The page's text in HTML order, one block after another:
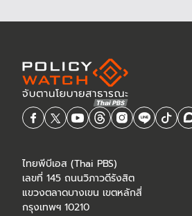
ต่างกันมาก
ไทยพีบีเอส (Thai PBS)
เลขที่ 145 ถนนวิภาวดีรังสิต
แขวงตลาดบางเขน เขตหลักสี่
กรุงเทพฯ 10210